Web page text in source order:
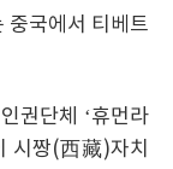
중국에서 티베트
권단체 ‘휴먼라
시짱(西藏)자치